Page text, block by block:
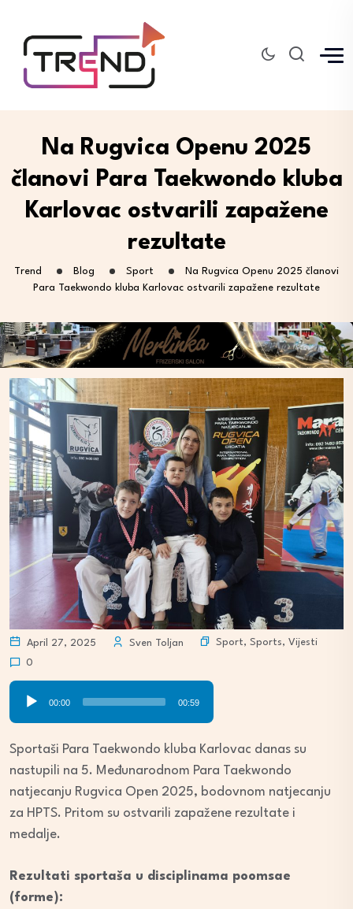
Na Rugvica Openu 2025
članovi Para Taekwondo kluba
Karlovac ostvarili zapažene
rezultate
Trend Blog Sport
Na Rugvica Openu 2025 članovi
Para Taekwondo kluba Karlovac ostvarili zapažene rezultate
April 27, 2025 Sven Toljan Sport, Sports, Vijesti
0
Audio
Player
00:00 00:59
Sportaši Para Taekwondo kluba Karlovac danas su
nastupili na 5. Međunarodnom Para Taekwondo
natjecanju Rugvica Open 2025, bodovnom natjecanju
za HPTS. Pritom su ostvarili zapažene rezultate i
medalje.
Rezultati sportaša u disciplinama poomsae
(forme):